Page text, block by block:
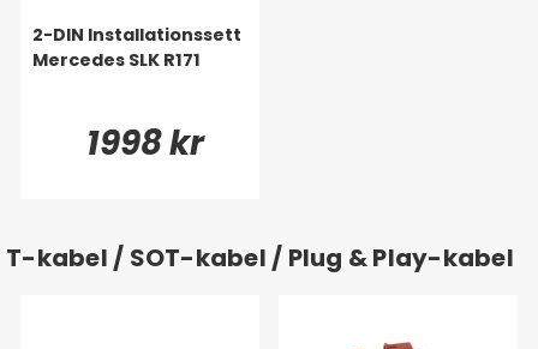
2-DIN Installationssett
Mercedes SLK R171
1998 kr
T-kabel / SOT-kabel / Plug & Play-kabel